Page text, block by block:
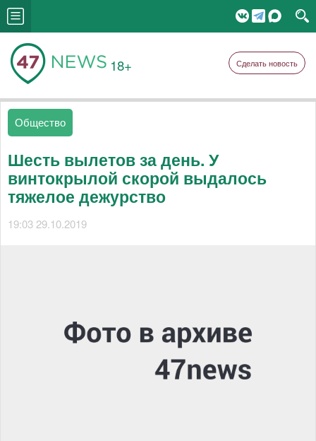
18+ Сделать новость
Общество
Шесть вылетов за день. У
винтокрылой скорой выдалось
тяжелое дежурство
19:03 29.10.2019